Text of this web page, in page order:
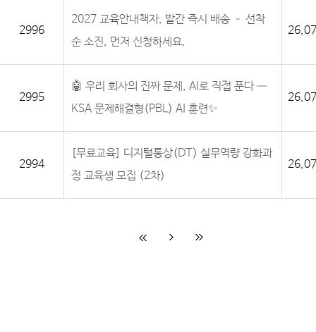
2996
2027 교육안내책자, 발간 즉시 배송 – 선착
순 소진, 먼저 신청하세요.
2995
🤖 우리 회사의 진짜 문제, AI로 직접 푼다 —
KSA 문제해결형(PBL) AI 훈련✨
2994
[무료교육] 디지털통상(DT) 실무역량 강화과
정 교육생 모집 (2차)